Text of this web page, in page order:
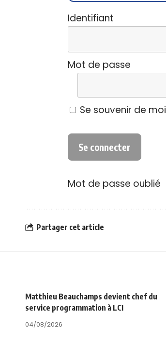
Identifiant
Mot de passe
Se souvenir de moi
Mot de passe oublié
Partager cet article
Matthieu Beauchamps devient chef du
service programmation à LCI
04/08/2026